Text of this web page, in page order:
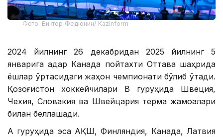
Фото: Виктор Федюнин/ Kazinform
2024 йилнинг 26 декабридан 2025 йилнинг 5
январига қадар Канада пойтахти Оттава шаҳрида
ёшлар ўртасидаги жаҳон чемпионати бўлиб ўтади.
Қозоғистон хоккейчилари В гуруҳида Швеция,
Чехия, Словакия ва Швейцария терма жамоалари
билан беллашади.
А гуруҳида эса АҚШ, Финляндия, Канада, Латвия